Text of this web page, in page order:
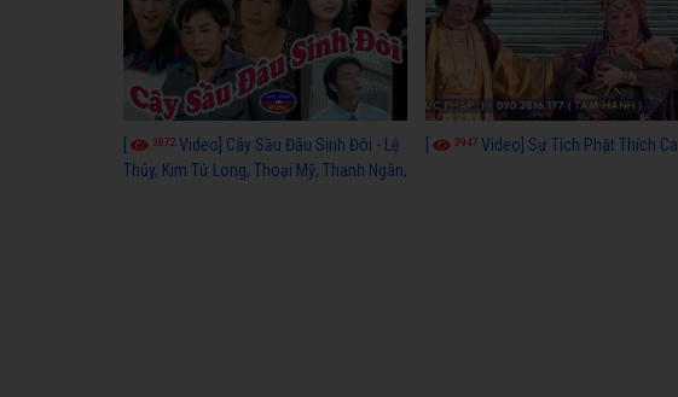
3872 Video] Cây Sầu Đâu Sinh Đôi - Lệ
Thủy, Kim Tử Long, Thoại Mỹ, Thanh Ngân,
3947 Video] Sự Tích Phật Thích Ca